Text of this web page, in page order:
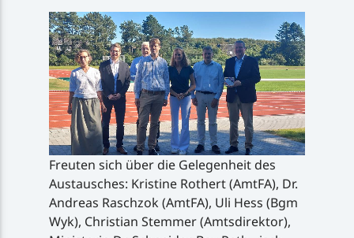
Freuten sich über die Gelegenheit des
Austausches: Kristine Rothert (AmtFA), Dr.
Andreas Raschzok (AmtFA), Uli Hess (Bgm
Wyk), Christian Stemmer (Amtsdirektor),